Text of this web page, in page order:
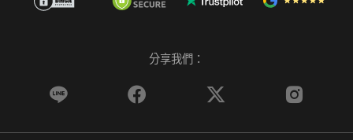
分享我們：
   